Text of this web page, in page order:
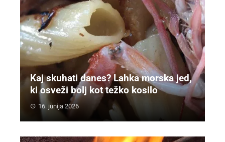
Kaj skuhati danes? Lahka morska jed,
ki osveži bolj kot težko kosilo
16. junija 2026